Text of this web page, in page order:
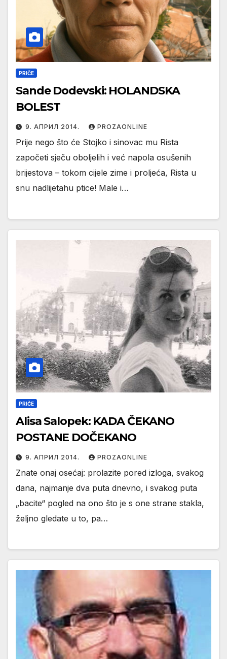
PRIČE
Sande Dodevski: HOLANDSKA
BOLEST
9. АПРИЛ 2014. PROZAONLINE
Prije nego što će Stojko i sinovac mu Rista
započeti sječu oboljelih i već napola osušenih
brijestova – tokom cijele zime i proljeća, Rista u
snu nadlijetahu ptice! Male i…
PRIČE
Alisa Salopek: KADA ČEKANO
POSTANE DOČEKANO
9. АПРИЛ 2014. PROZAONLINE
Znate onaj osećaj: prolazite pored izloga, svakog
dana, najmanje dva puta dnevno, i svakog puta
„bacite“ pogled na ono što je s one strane stakla,
željno gledate u to, pa…